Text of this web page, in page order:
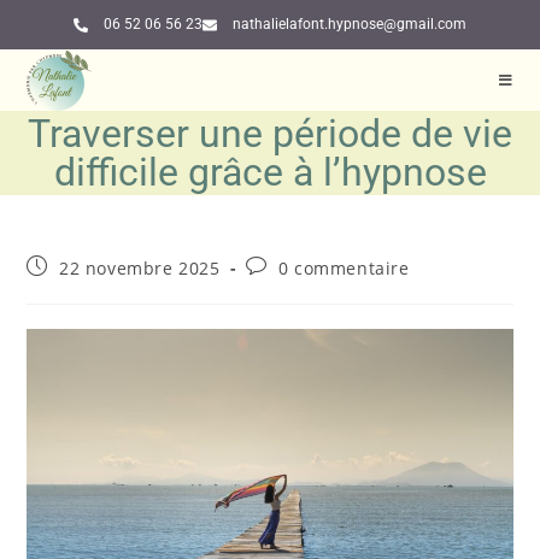
06 52 06 56 23 nathalielafont.hypnose@gmail.com
Traverser une période de vie
difficile grâce à l’hypnose
22 novembre 2025 0 commentaire